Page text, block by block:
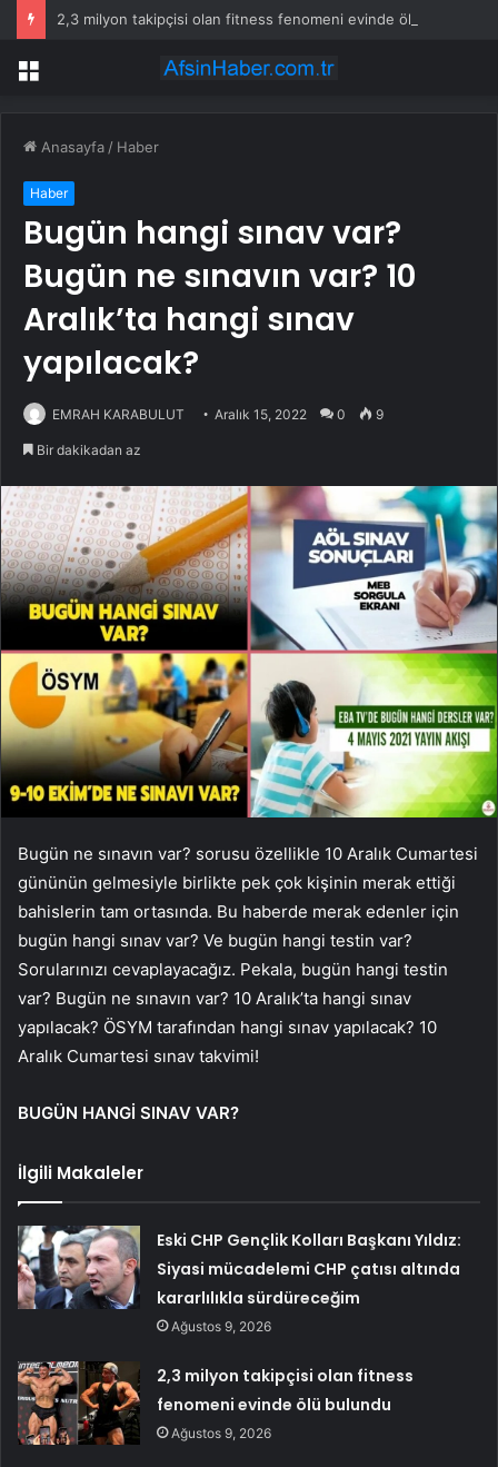
Menü
Anasayfa / Haber
Haber
Bugün hangi sınav var?
Bugün ne sınavın var? 10
Aralık’ta hangi sınav
yapılacak?
EMRAH KARABULUT Aralık 15, 2022 0 9
Bir dakikadan az
Bugün ne sınavın var? sorusu özellikle 10 Aralık Cumartesi
gününün gelmesiyle birlikte pek çok kişinin merak ettiği
bahislerin tam ortasında. Bu haberde merak edenler için
bugün hangi sınav var? Ve bugün hangi testin var?
Sorularınızı cevaplayacağız. Pekala, bugün hangi testin
var? Bugün ne sınavın var? 10 Aralık’ta hangi sınav
yapılacak? ÖSYM tarafından hangi sınav yapılacak? 10
Aralık Cumartesi sınav takvimi!
BUGÜN HANGİ SINAV VAR?
İlgili Makaleler
Eski CHP Gençlik Kolları Başkanı Yıldız:
Siyasi mücadelemi CHP çatısı altında
kararlılıkla sürdüreceğim
Ağustos 9, 2026
2,3 milyon takipçisi olan fitness
fenomeni evinde ölü bulundu
Ağustos 9, 2026